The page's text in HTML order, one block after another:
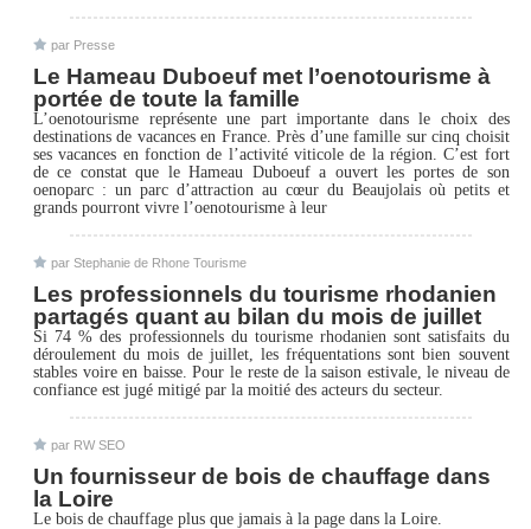
par Presse
Le Hameau Duboeuf met l’oenotourisme à
portée de toute la famille
L’oenotourisme représente une part importante dans le choix des
destinations de vacances en France. Près d’une famille sur cinq choisit
ses vacances en fonction de l’activité viticole de la région. C’est fort
de ce constat que le Hameau Duboeuf a ouvert les portes de son
oenoparc : un parc d’attraction au cœur du Beaujolais où petits et
grands pourront vivre l’oenotourisme à leur
par Stephanie de Rhone Tourisme
Les professionnels du tourisme rhodanien
partagés quant au bilan du mois de juillet
Si 74 % des professionnels du tourisme rhodanien sont satisfaits du
déroulement du mois de juillet, les fréquentations sont bien souvent
stables voire en baisse. Pour le reste de la saison estivale, le niveau de
confiance est jugé mitigé par la moitié des acteurs du secteur.
par RW SEO
Un fournisseur de bois de chauffage dans
la Loire
Le bois de chauffage plus que jamais à la page dans la Loire.